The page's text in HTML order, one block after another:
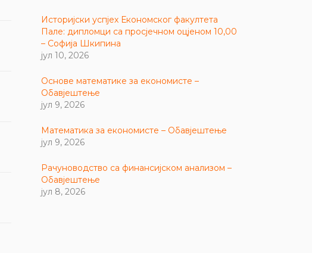
Историјски успјех Економског факултета
Пале: дипломци са просјечном оцјеном 10,00
– Софија Шкипина
јул 10, 2026
Основе математике за економисте –
Обавјештење
јул 9, 2026
Математика за економисте – Обавјештење
јул 9, 2026
Рачуноводство са финансијском анализом –
Обавјештење
јул 8, 2026